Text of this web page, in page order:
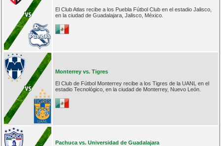
El Club Atlas recibe a los Puebla Fútbol Club en el estadio Jalisco,
en la ciudad de Guadalajara, Jalisco, México.
Monterrey vs. Tigres
El Club de Fútbol Monterrey recibe a los Tigres de la UANL en el
estadio Tecnológico, en la ciudad de Monterrey, Nuevo León.
Pachuca vs. Universidad de Guadalajara